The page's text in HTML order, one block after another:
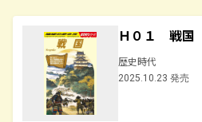
Ｈ０１ 戦国
歴史時代
2025.10.23 発売